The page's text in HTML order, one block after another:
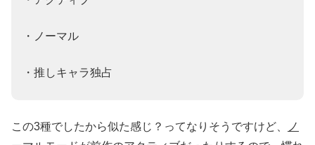
・ノーマル
・推しキャラ独占
この3種でしたから似た感じ？ってなりそうですけど、
ノ